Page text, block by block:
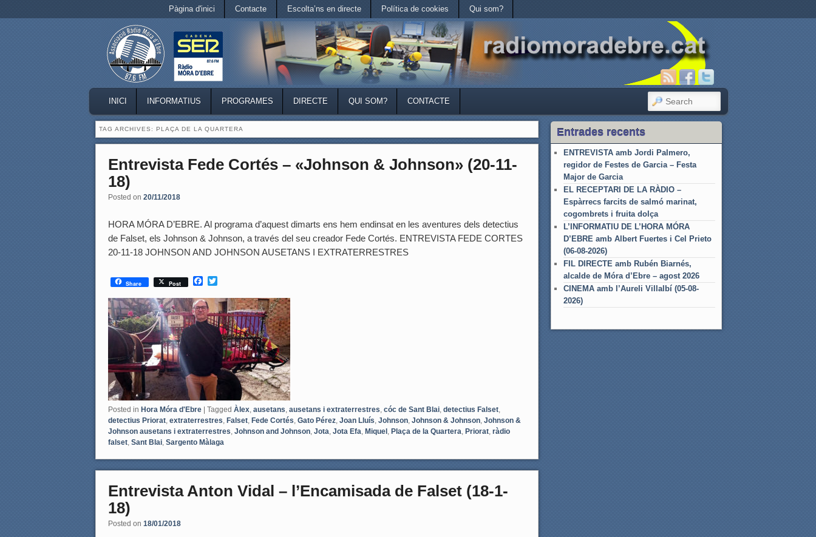
Pàgina d'inici Contacte Escolta’ns en directe Política de cookies Qui som?
MAIN MENU
SKIP TO PRIMARY CONTENT
SKIP TO SECONDARY CONTENT
INICI INFORMATIUS PROGRAMES DIRECTE QUI SOM? CONTACTE SEARCH
TAG ARCHIVES: PLAÇA DE LA QUARTERA
Entrevista Fede Cortés – «Johnson & Johnson» (20-11-
18)
Posted on 20/11/2018
HORA MÓRA D’EBRE. Al programa d’aquest dimarts ens hem endinsat en les aventures dels detectius
de Falset, els Johnson & Johnson, a través del seu creador Fede Cortés. ENTREVISTA FEDE CORTES
20-11-18 JOHNSON AND JOHNSON AUSETANS I EXTRATERRESTRES
Share Post
F
c
e
b
o
i
t
t
e
Posted in Hora Móra d'Ebre | Tagged Àlex ausetans ausetans i extraterrestres cóc de Sant Blai detectius Falset
detectius Priorat extraterrestres Falset Fede Cortés Gato Pérez Joan Lluís Johnson Johnson & Johnson Johnson &
Johnson ausetans i extraterrestres Johnson and Johnson Jota Jota Efa Miquel Plaça de la Quartera Priorat ràdio
falset Sant Blai Sargento Màlaga
Entrevista Anton Vidal – l’Encamisada de Falset (18-1-
18)
Posted on 18/01/2018
Entrades recents
ENTREVISTA amb Jordi Palmero,
regidor de Festes de Garcia – Festa
Major de Garcia
EL RECEPTARI DE LA RÀDIO –
Espàrrecs farcits de salmó marinat,
cogombrets i fruita dolça
L’INFORMATIU DE L’HORA MÓRA
D’EBRE amb Albert Fuertes i Cel Prieto
(06-08-2026)
FIL DIRECTE amb Rubén Biarnés,
alcalde de Móra d’Ebre – agost 2026
CINEMA amb l’Aureli Villalbí (05-08-
2026)